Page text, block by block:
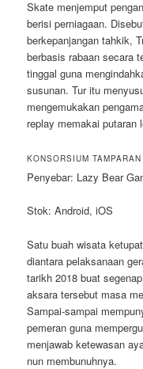
Skate menjemput
berisi perniagaan.
berkepanjangan tahkik,
berbasis rabaan secara
tinggal guna
susunan. Tur itu
mengemukakan
replay memakai putaran
KONSORSIUM TAMPARAN
Penyebar: Lazy Bear
Stok: Android, iOS
Satu buah wisata
diantara pelaksanaan
tarikh 2018 buat
aksara tersebut masa
Sampai-sampai
pemeran guna
menjawab ketewasan
nun membunuhnya.